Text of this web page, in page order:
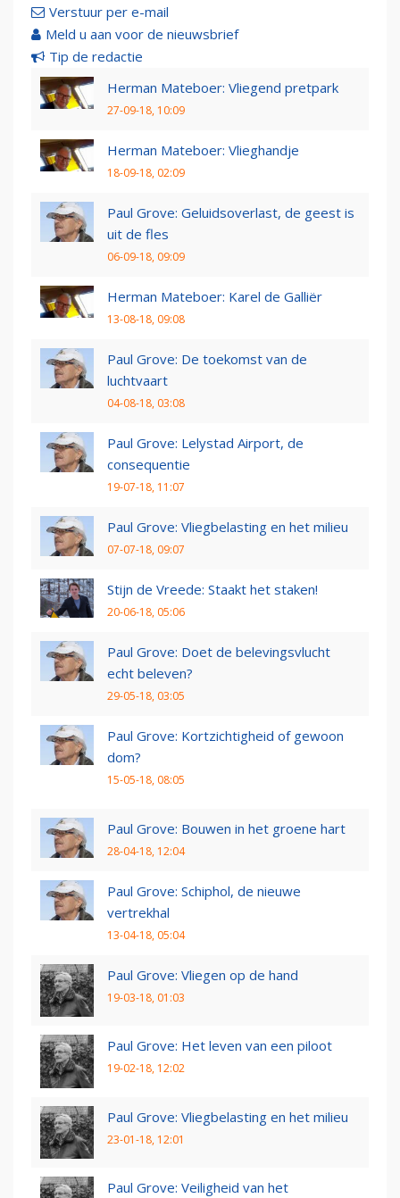
Verstuur per e-mail
Meld u aan voor de nieuwsbrief
Tip de redactie
Herman Mateboer: Vliegend pretpark
27-09-18, 10:09
Herman Mateboer: Vlieghandje
18-09-18, 02:09
Paul Grove: Geluidsoverlast, de geest is
uit de fles
06-09-18, 09:09
Herman Mateboer: Karel de Galliër
13-08-18, 09:08
Paul Grove: De toekomst van de
luchtvaart
04-08-18, 03:08
Paul Grove: Lelystad Airport, de
consequentie
19-07-18, 11:07
Paul Grove: Vliegbelasting en het milieu
07-07-18, 09:07
Stijn de Vreede: Staakt het staken!
20-06-18, 05:06
Paul Grove: Doet de belevingsvlucht
echt beleven?
29-05-18, 03:05
Paul Grove: Kortzichtigheid of gewoon
dom?
15-05-18, 08:05
Paul Grove: Bouwen in het groene hart
28-04-18, 12:04
Paul Grove: Schiphol, de nieuwe
vertrekhal
13-04-18, 05:04
Paul Grove: Vliegen op de hand
19-03-18, 01:03
Paul Grove: Het leven van een piloot
19-02-18, 12:02
Paul Grove: Vliegbelasting en het milieu
23-01-18, 12:01
Paul Grove: Veiligheid van het